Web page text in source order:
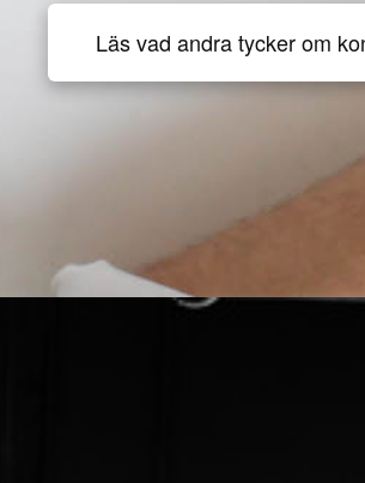
Läs vad andra tycker om